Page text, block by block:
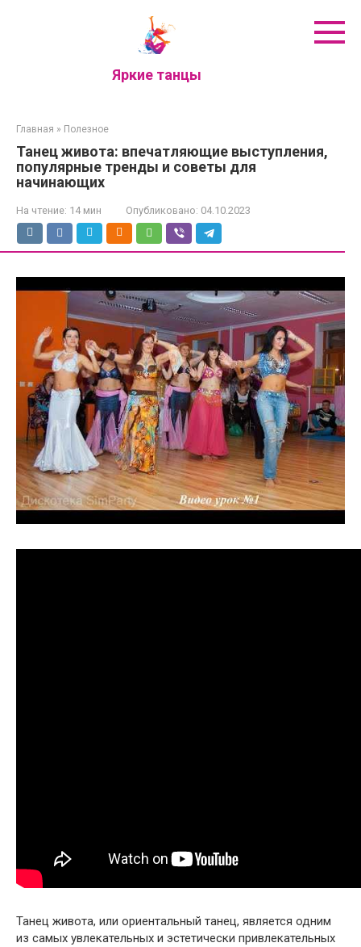
Яркие танцы
Главная » Полезное
Танец живота: впечатляющие выступления,
популярные тренды и советы для
начинающих
На чтение: 14 мин Опубликовано: 04.10.2023
Танец живота, или ориентальный танец, является одним
из самых увлекательных и эстетически привлекательных